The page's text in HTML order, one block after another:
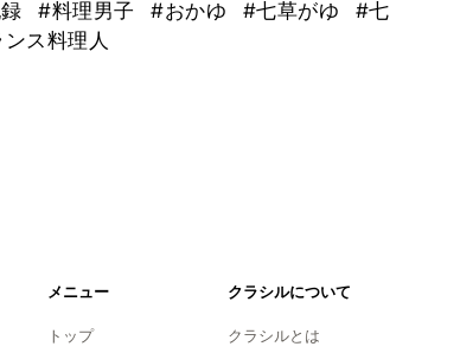
#料理男子 #おかゆ #七草がゆ
#七
ス料理人
メニュー
トップ
クラシルについて
クラシルとは